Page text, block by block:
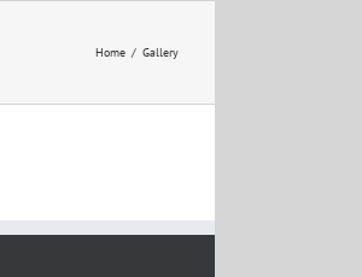
Home / Gallery